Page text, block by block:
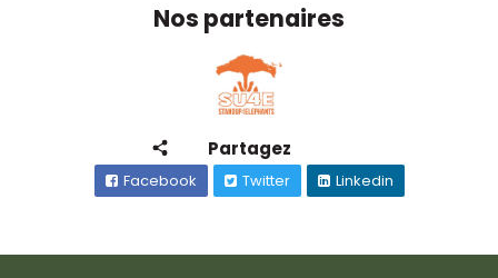
Nos partenaires
Partagez
Facebook Twitter Linkedin